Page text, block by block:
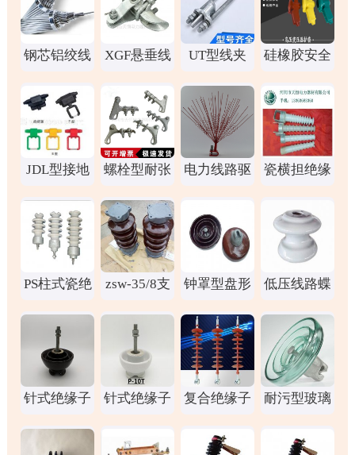
钢芯铝绞线
XGF悬垂线
UT型线夹
硅橡胶安全
保护罩
JDL型接地
螺栓型耐张
电力线路驱
瓷横担绝缘
450Z
PS柱式瓷绝
zsw-35/8支
钟罩型盘形
子XHP1-100
低压线路蝶
ED-4
针式绝缘子
针式绝缘子
复合绝缘子
35/70
耐污型玻璃